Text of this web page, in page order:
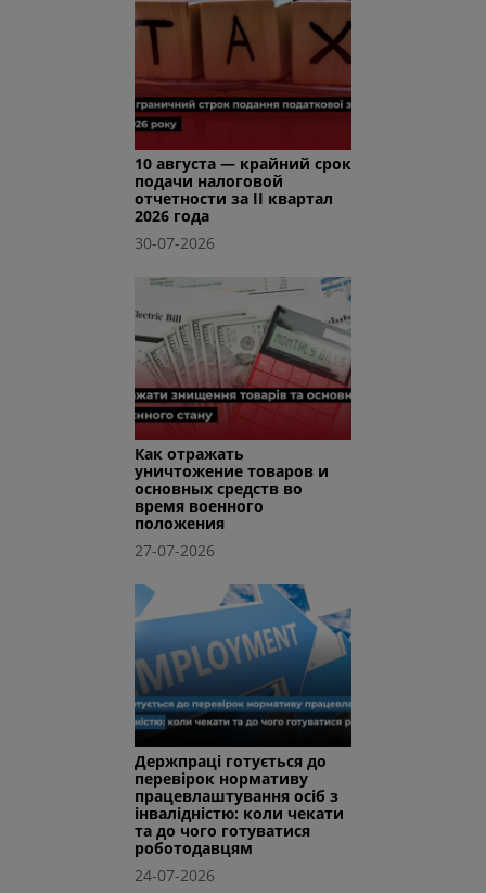
10 августа — крайний срок
подачи налоговой
отчетности за II квартал
2026 года
30-07-2026
Как отражать
уничтожение товаров и
основных средств во
время военного
положения
27-07-2026
Держпраці готується до
перевірок нормативу
працевлаштування осіб з
інвалідністю: коли чекати
та до чого готуватися
роботодавцям
24-07-2026